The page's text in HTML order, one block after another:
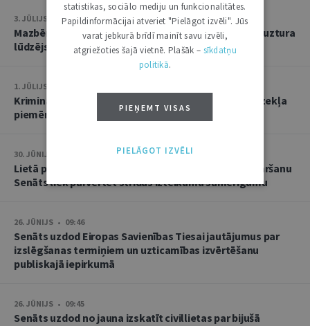
3. JŪLIJS • 14:45
Mazbērniem nav pienākuma uzturēt vecvecākus, ja uztura
lūdzējs nav par viņiem rūpējies
1. JŪLIJS • 17:38
Kriminālsoda un medicīniska rakstura piespiedu līdzekļa
piemērošana savstarpēji viens otru neizslēdz
30. JŪNIJS • 14:58
Lietā par namu pārvaldnieces goda un cieņas aizskaršanu
Senāts liek pārvērtēt strīdus izteikumu samērīgumu
26. JŪNIJS • 09:46
Senāts uzdod Eiropas Savienības Tiesai jautājumus par
izslēgšanas termiņiem un uzticamības izvērtēšanu
publiskajā iepirkumā
26. JŪNIJS • 09:45
Senāts uzdod no jauna izskatīt civillietas par bijušā
statistikas, sociālo mediju un funkcionalitātes.
Papildinformācijai atveriet "Pielāgot izvēli". Jūs
varat jebkurā brīdī mainīt savu izvēli,
atgriežoties šajā vietnē. Plašāk – sīkdatņu
politikā.
PIEŅEMT VISAS
PIELĀGOT IZVĒLI